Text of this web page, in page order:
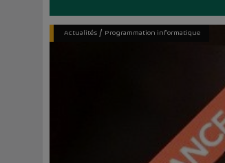
Actualités/ Programmation informatique